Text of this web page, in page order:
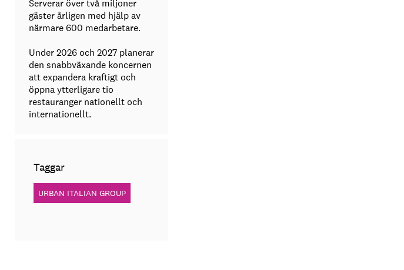
Serverar över två miljoner
gäster årligen med hjälp av
närmare 600 medarbetare.
Under 2026 och 2027 planerar
den snabbväxande koncernen
att expandera kraftigt och
öppna ytterligare tio
restauranger nationellt och
internationellt.
Taggar
URBAN ITALIAN GROUP